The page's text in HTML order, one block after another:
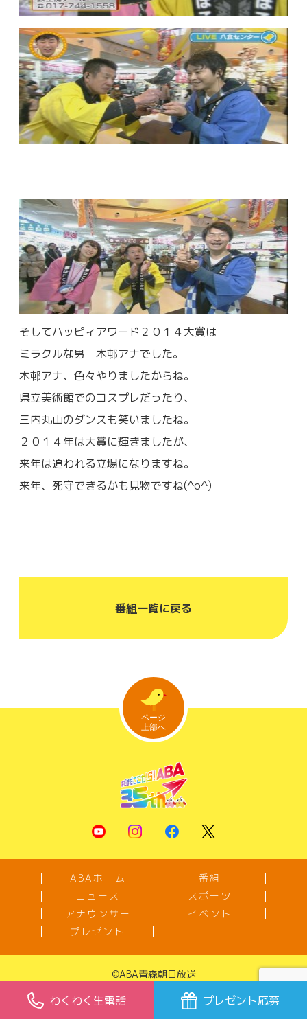
わくわく生電話 プレゼント応募
そしてハッピィアワード２０１４大賞は
ミラクルな男 木邨アナでした。
木邨アナ、色々やりましたからね。
県立美術館でのコスプレだったり、
三内丸山のダンスも笑いましたね。
２０１４年は大賞に輝きましたが、
来年は追われる立場になりますね。
来年、死守できるかも見物ですね(^o^)
番組一覧に戻る
ABAホーム
番組
ニュース
スポーツ
アナウンサー
イベント
プレゼント
©ABA青森朝日放送
弊社の番組ならびに本サイトに掲載さ
れている映像、音声、画像、音楽など